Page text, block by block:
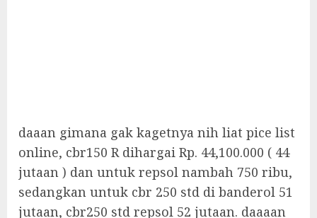
daaan gimana gak kagetnya nih liat pice list
online, cbr150 R dihargai Rp. 44,100.000 ( 44
jutaan ) dan untuk repsol nambah 750 ribu,
sedangkan untuk cbr 250 std di banderol 51
jutaan, cbr250 std repsol 52 jutaan. daaaan